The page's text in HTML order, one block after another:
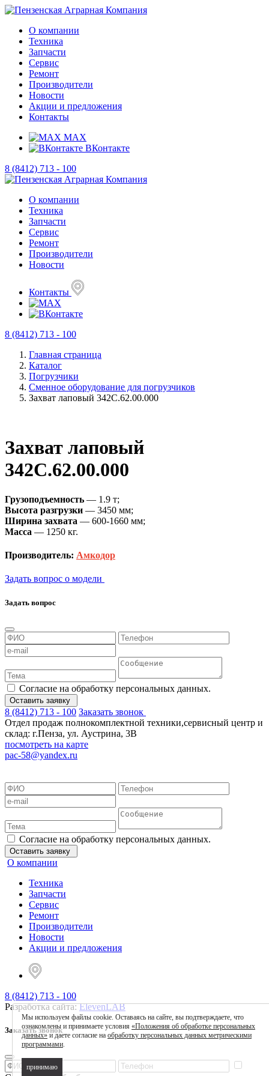
О компании
Техника
Запчасти
Сервис
Ремонт
Производители
Новости
Акции и предложения
Контакты
MAX
ВКонтакте
8 (8412) 713 - 100
О компании
Техника
Запчасти
Сервис
Ремонт
Производители
Новости
Контакты
8 (8412) 713 - 100
Главная страница
Каталог
Погрузчики
Сменное оборудование для погрузчиков
Захват лаповый 342С.62.00.000
Захват лаповый
342С.62.00.000
Грузоподъемность — 1.9 т;
Высота разгрузки — 3450 мм;
Ширина захвата — 600-1660 мм;
Масса — 1250 кг.
Производитель: Амкодор
Задать вопрос о модели
Задать вопрос
Согласие на обработку персональных данных.
Оставить заявку
8 (8412) 713 - 100 Заказать звонок
Отдел продаж полнокомплектной техники,сервисный центр и
склад: г.Пенза, ул. Аустрина, 3В
посмотреть на карте
pac-58@yandex.ru
Согласие на обработку персональных данных.
Оставить заявку
О компании
Техника
Запчасти
Сервис
Ремонт
Производители
Новости
Акции и предложения
8 (8412) 713 - 100
Разработка сайта:ElevenLAB
Заказать звонок
Мы используем файлы cookie. Оставаясь на сайте, вы подтверждаете, что
ознакомлены и принимаете условия «Положения об обработке персональных
данных»и даете согласие на обработку персональных данных метрическими
программами.
принимаю